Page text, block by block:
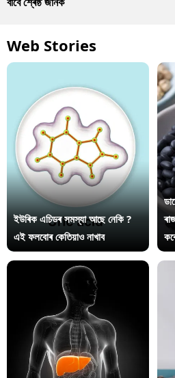
Web Stories
ইউৰিক এচিডৰ সমস্যা আছে নেকি ?
এই ফলবোৰ কেতিয়াও নাখাব